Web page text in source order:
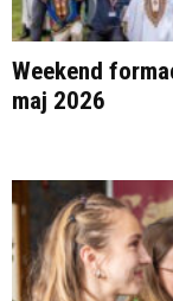
Weekend
maj 2026